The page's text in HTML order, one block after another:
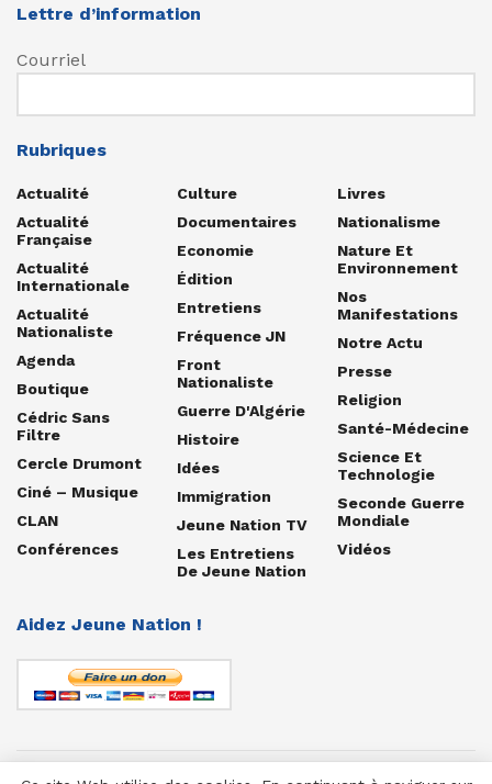
Lettre d’information
Courriel
Rubriques
Actualité
Actualité
Française
Actualité
Internationale
Actualité
Nationaliste
Agenda
Boutique
Cédric Sans
Filtre
Cercle Drumont
Ciné – Musique
CLAN
Conférences
Culture
Documentaires
Economie
Édition
Entretiens
Fréquence JN
Front
Nationaliste
Guerre D'Algérie
Histoire
Idées
Immigration
Jeune Nation TV
Les Entretiens
De Jeune Nation
Livres
Nationalisme
Nature Et
Environnement
Nos
Manifestations
Notre Actu
Presse
Religion
Santé-Médecine
Science Et
Technologie
Seconde Guerre
Mondiale
Vidéos
Aidez Jeune Nation !